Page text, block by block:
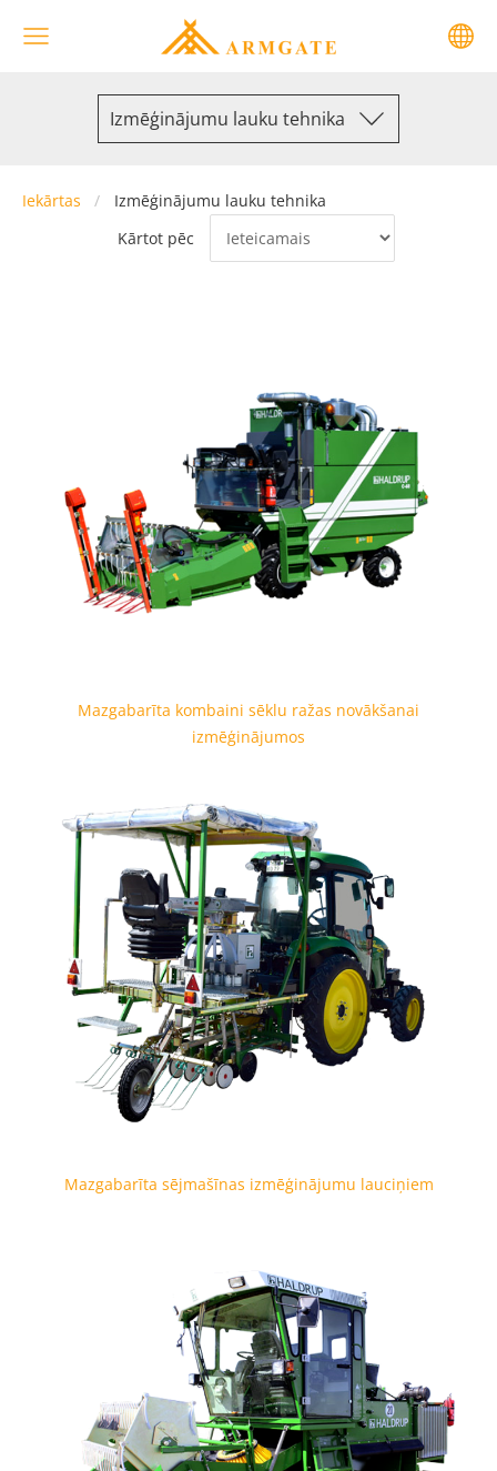
Izmēģinājumu lauku tehnika
Iekārtas
Izmēģinājumu lauku tehnika
Kārtot pēc
Mazgabarīta kombaini sēklu ražas novākšanai
izmēģinājumos
Mazgabarīta sējmašīnas izmēģinājumu lauciņiem